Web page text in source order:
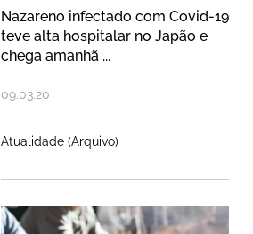
Nazareno infectado com Covid-19
teve alta hospitalar no Japão e
chega amanhã ...
09.03.20
Atualidade (Arquivo)
Câmara da Nazaré